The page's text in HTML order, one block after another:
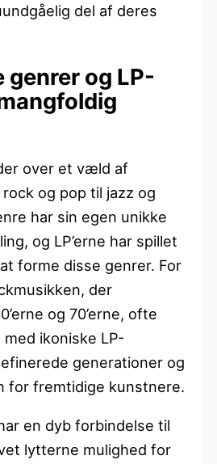
del af deres
genrer og LP-
over et væld af
og pop til jazz og
har sin egen unikke
og LP’erne har spillet
forme disse genrer. For
der
og 70’erne, ofte
ikoniske LP-
generationer og
for fremtidige kunstnere.
en dyb forbindelse til
lytterne mulighed for